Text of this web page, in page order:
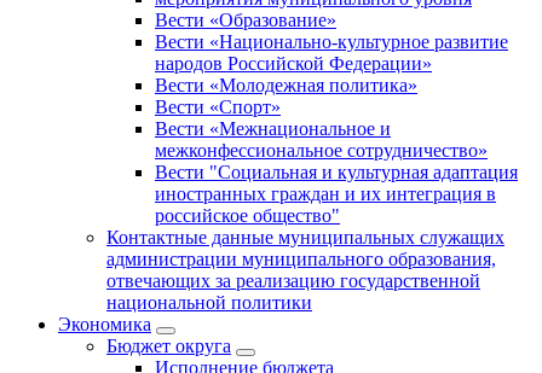
Вести «Образование»
Вести «Национально-культурное развитие
народов Российской Федерации»
Вести «Молодежная политика»
Вести «Спорт»
Вести «Межнациональное и
межконфессиональное сотрудничество»
Вести "Социальная и культурная адаптация
иностранных граждан и их интеграция в
российское общество"
Контактные данные муниципальных служащих
администрации муниципального образования,
отвечающих за реализацию государственной
национальной политики
Экономика
Бюджет округa
Исполнение бюджета